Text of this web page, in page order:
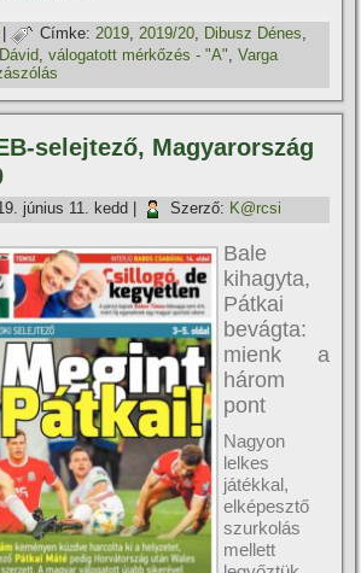
| Címke: 2019,2019/20, Dibusz Dénes,
,válogatott mérkőzés - "A" ,Varga
selejtező, Magyarország
június 11. kedd Szerző: K@rcsi
Bale
kihagyta,
Pátkai
bevágta:
mienk a
három
pont
Nagyon
lelkes
játékkal,
elképesztő
szurkolás
mellett